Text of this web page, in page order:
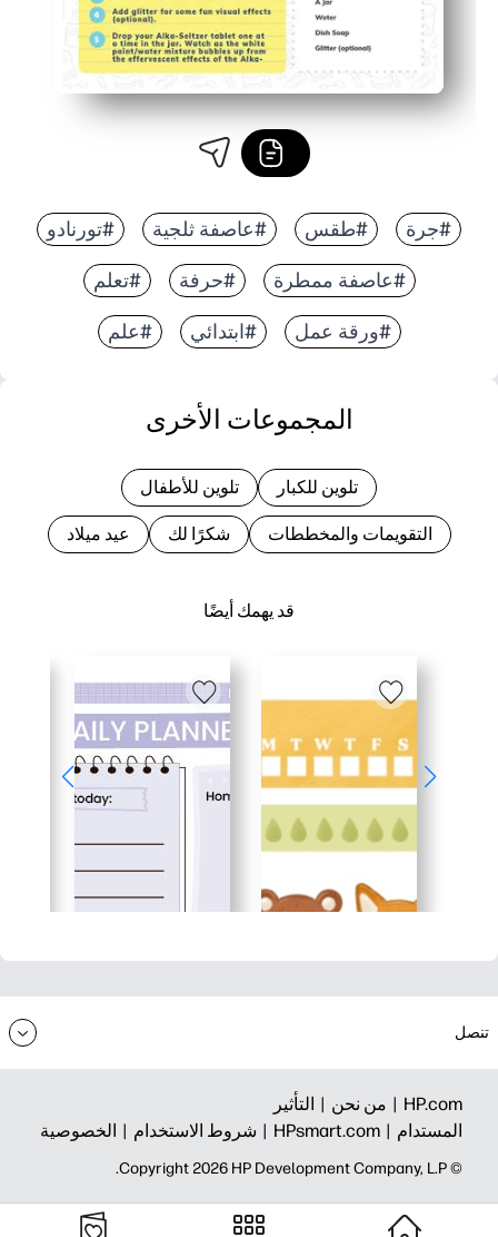
#جرة #طقس #عاصفة ثلجية #تورنادو
#عاصفة ممطرة #حرفة #تعلم
#ورقة عمل #ابتدائي #علم
قد يهمك أيضًا
المجموعات الأخرى
تلوين للكبار تلوين للأطفال
التقويمات والمخططات شكرًا لك عيد ميلاد
تنصل
HP.com | من نحن | التأثير
المستدام | HPsmart.com | شروط الاستخدام | الخصوصية
© Copyright 2026 HP Development Company, L.P.